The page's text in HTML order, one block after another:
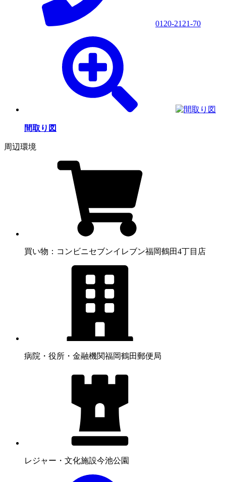
0120-2121-70
間取り図
周辺環境
買い物：コンビニセブンイレブン福岡鶴田4丁目店
病院・役所・金融機関福岡鶴田郵便局
レジャー・文化施設今池公園